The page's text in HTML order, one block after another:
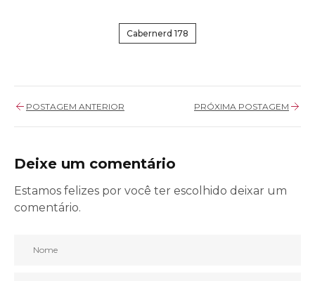
Cabernerd 178
POSTAGEM ANTERIOR PRÓXIMA POSTAGEM
Deixe um comentário
Estamos felizes por você ter escolhido deixar um
comentário.